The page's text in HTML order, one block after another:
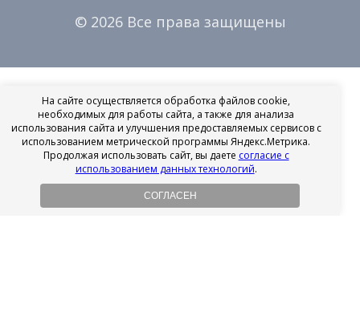
© 2026 Все права защищены
На сайте осуществляется обработка файлов cookie,
необходимых для работы сайта, а также для анализа
использования сайта и улучшения предоставляемых сервисов с
использованием метрической программы Яндекс.Метрика.
Продолжая использовать сайт, вы даете согласие с
использованием данных технологий.
СОГЛАСЕН